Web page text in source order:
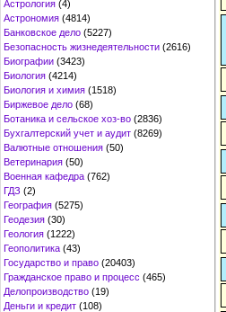
Астрология (4)
Астрономия (4814)
Банковское дело (5227)
Безопасность жизнедеятельности (2616)
Биографии (3423)
Биология (4214)
Биология и химия (1518)
Биржевое дело (68)
Ботаника и сельское хоз-во (2836)
Бухгалтерский учет и аудит (8269)
Валютные отношения (50)
Ветеринария (50)
Военная кафедра (762)
ГДЗ (2)
География (5275)
Геодезия (30)
Геология (1222)
Геополитика (43)
Государство и право (20403)
Гражданское право и процесс (465)
Делопроизводство (19)
Деньги и кредит (108)